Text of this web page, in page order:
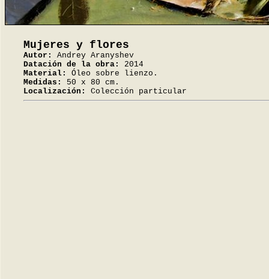
Mujeres y flores
Autor:
Andrey Aranyshev
Datación de la obra:
2014
Material:
Óleo sobre lienzo.
Medidas:
50 x 80 cm.
Localización:
Colección particular